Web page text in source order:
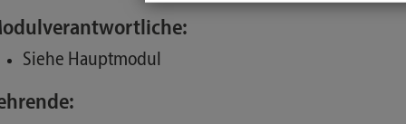
Siehe Hauptmodul